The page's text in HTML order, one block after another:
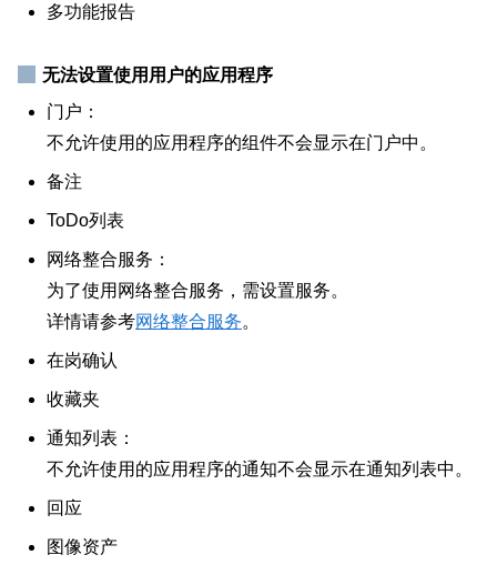
多功能报告
无法设置使用用户的应用程序
门户：
不允许使用的应用程序的组件不会显示在门户中。
备注
ToDo列表
网络整合服务：
为了使用网络整合服务，需设置服务。
详情请参考网络整合服务。
在岗确认
收藏夹
通知列表：
不允许使用的应用程序的通知不会显示在通知列表中。
回应
图像资产